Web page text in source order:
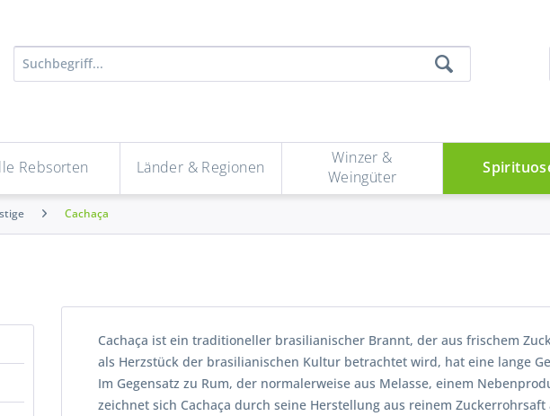
Rebsorten Länder & Regionen
Winzer &
Weingüter
Cachaça
Cachaça ist ein traditioneller brasilianischer Brannt, der aus frischem
als Herzstück der brasilianischen Kultur betrachtet wird, hat eine lange
Im Gegensatz zu Rum, der normalerweise aus Melasse, einem
zeichnet sich Cachaça durch seine Herstellung aus reinem